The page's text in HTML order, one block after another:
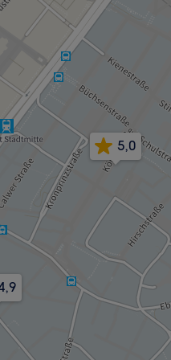
5,0